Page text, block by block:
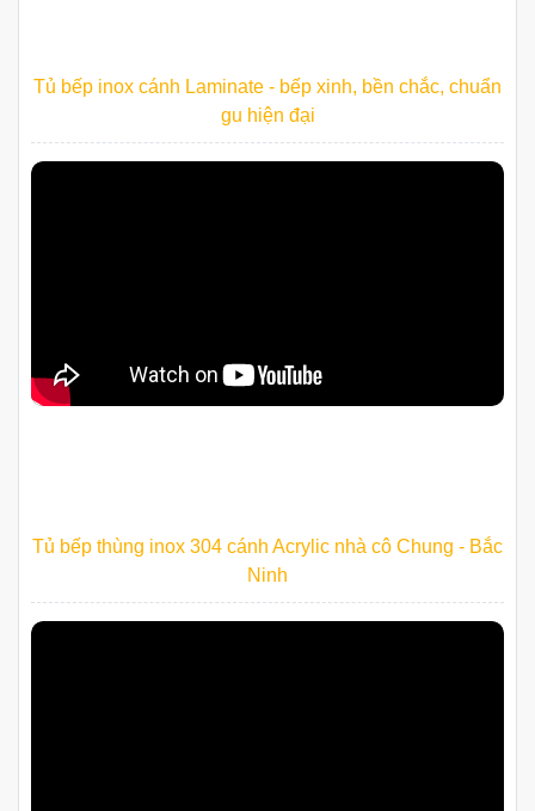
Tủ bếp inox cánh Laminate - bếp xinh, bền chắc, chuẩn
gu hiện đại
Tủ bếp thùng inox 304 cánh Acrylic nhà cô Chung - Bắc
Ninh